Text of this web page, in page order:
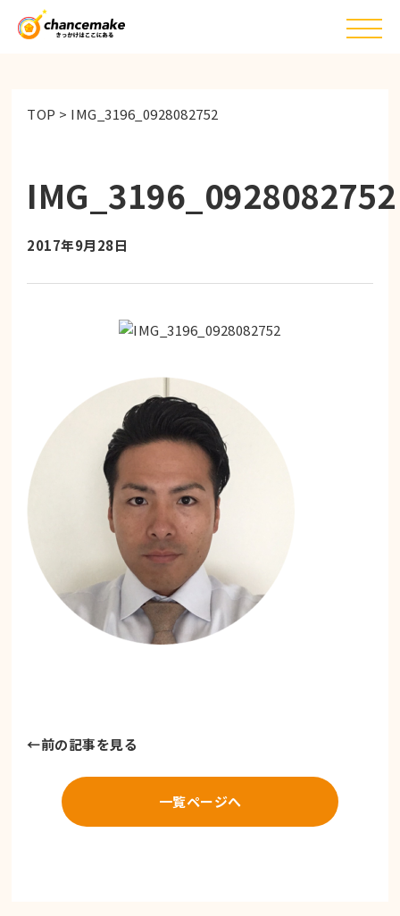
TOP > IMG_3196_0928082752
IMG_3196_0928082752
2017年9月28日
←前の記事を見る
一覧ページへ